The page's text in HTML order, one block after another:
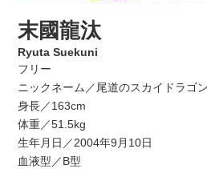
末國龍汰
Ryuta Suekuni
フリー
ニックネーム／尾道のスカイドラゴン
身長／163cm
体重／51.5kg
生年月日／2004年9月10日
血液型／B型